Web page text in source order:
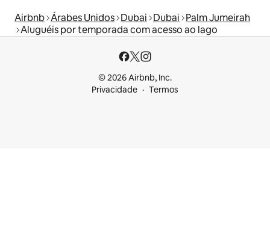
Airbnb Árabes Unidos Dubai Dubai Palm Jumeirah
Aluguéis por temporada com acesso ao lago
© 2026 Airbnb, Inc.
Privacidade
Termos